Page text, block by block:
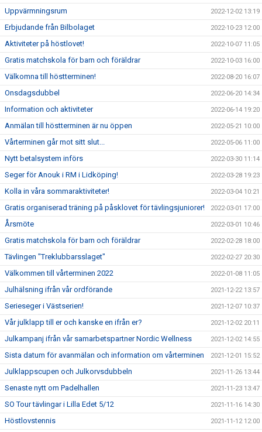
Uppvärmningsrum 2022-12-02 13:19
Erbjudande från Bilbolaget 2022-10-23 12:00
Aktiviteter på höstlovet! 2022-10-07 11:05
Gratis matchskola för barn och föräldrar 2022-10-03 16:00
Välkomna till höstterminen! 2022-08-20 16:07
Onsdagsdubbel 2022-06-20 14:34
Information och aktiviteter 2022-06-14 19:20
Anmälan till höstterminen är nu öppen 2022-05-21 10:00
Vårterminen går mot sitt slut... 2022-05-06 11:00
Nytt betalsystem införs 2022-03-30 11:14
Seger för Anouk i RM i Lidköping! 2022-03-28 19:23
Kolla in våra sommaraktiviteter! 2022-03-04 10:21
Gratis organiserad träning på påsklovet för tävlingsjuniorer! 2022-03-01 17:00
Årsmöte 2022-03-01 10:46
Gratis matchskola för barn och föräldrar 2022-02-28 18:00
Tävlingen "Treklubbarsslaget" 2022-02-27 20:30
Välkommen till vårterminen 2022 2022-01-08 11:05
Julhälsning ifrån vår ordförande 2021-12-22 13:57
Serieseger i Västserien! 2021-12-07 10:37
Vår julklapp till er och kanske en ifrån er? 2021-12-02 20:11
Julkampanj ifrån vår samarbetspartner Nordic Wellness 2021-12-02 14:55
Sista datum för avanmälan och information om vårterminen 2021-12-01 15:52
Julklappscupen och Julkorvsdubbeln 2021-11-26 13:44
Senaste nytt om Padelhallen 2021-11-23 13:47
SO Tour tävlingar i Lilla Edet 5/12 2021-11-16 14:30
Höstlovstennis 2021-11-12 12:00